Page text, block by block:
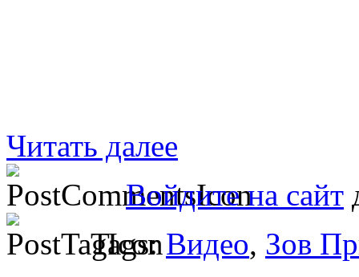
Читать далее
Войдите на сайт
Tags:Видео, Зов